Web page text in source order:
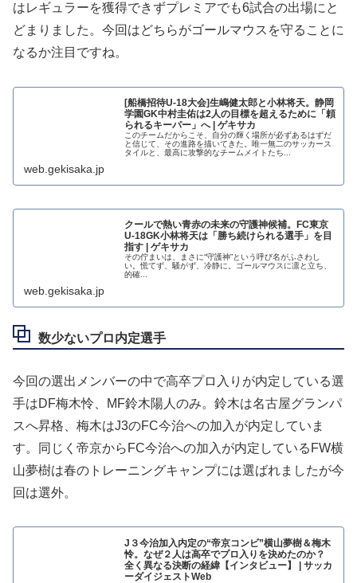
はレギュラーを獲得できずプレミアでも6試合の出場にと
どまりました。今回はどちらがゴールマウスを守ることに
なるか注目ですね。
[船橋招待U-18大会]生嶋健太郎と小林将天。静岡
学園GK中村圭佑は2人の目標を超えるために「頼
られるキーパー」へ | ゲキサカ
このチームだからこそ、自分の輝く場所が必ずあるはずだ
と信じて、その進路を描いてきた。唯一無二のサッカース
タイルと、最高に攻撃的なチームメイトたち...
web.gekisaka.jp
クールで熱い青赤の未来の守護神候補。FC東京
U-18GK小林将天は「勝ち続けられる選手」を目
指す | ゲキサカ
その佇まいは、まさに“守護神”という呼び名がふさわし
い。慌てず、騒がず、冷静に。ゴールマウスに凛と立ち、
的確...
web.gekisaka.jp
数少ないプロ内定選手
今回の選出メンバーの中で高卒プロ入りが内定している選
手はDF梅木怜、MF鈴木陽人のみ。鈴木は名古屋グランパ
スへ昇格、梅木はJ3のFC今治への加入が内定していま
す。同じく帝京からFC今治への加入が内定しているFW横
山夢樹は春のトレーニングキャンプには選ばれましたが今
回は選外。
J３今治加入内定の“帝京コンビ”横山夢樹＆梅木
怜。なぜ２人は高卒でプロ入りを決めたのか？
全く異なる決断の経緯【インタビュー】 | サッカ
ーダイジェストWeb